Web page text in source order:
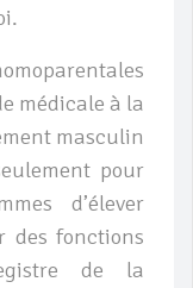
médicale à la
masculin
pour
d’élever
des fonctions
de la